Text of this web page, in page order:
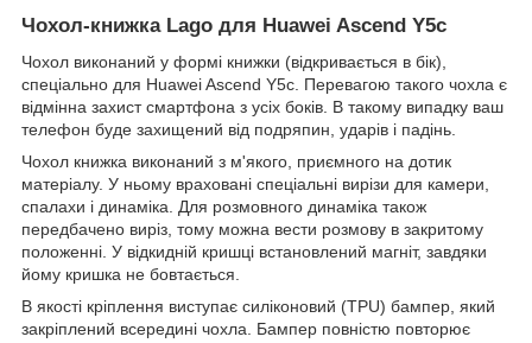
Чохол-книжка Lago для Huawei Ascend Y5c
Чохол виконаний у формі книжки (відкривається в бік),
спеціально для Huawei Ascend Y5c . Перевагою такого чохла є
відмінна захист смартфона з усіх боків. В такому випадку ваш
телефон буде захищений від подряпин, ударів і падінь.
Чохол книжка виконаний з м'якого, приємного на дотик
матеріалу. У ньому враховані спеціальні вирізи для камери,
спалахи і динаміка. Для розмовного динаміка також
передбачено виріз, тому можна вести розмову в закритому
положенні. У відкидній кришці встановлений магніт, завдяки
йому кришка не бовтається.
В якості кріплення виступає силіконовий (TPU) бампер, який
закріплений всередині чохла. Бампер повністю повторює